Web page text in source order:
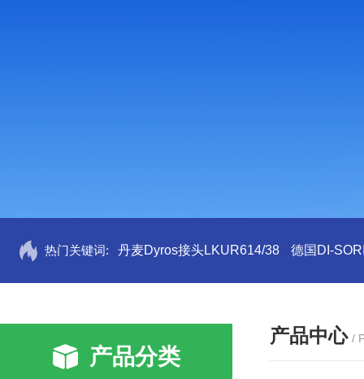
热门关键词: 丹麦Dyros接头LKUR614/38 德国DI-
产品分类
产品中心 /